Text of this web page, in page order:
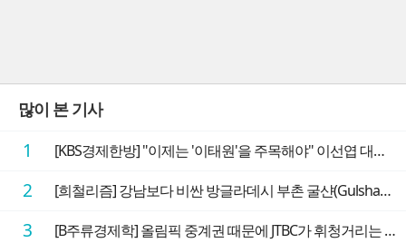
많이 본 기사
1 [KBS경제한방] "이제는 '이태원'을 주목해야" 이선엽 대표가 말하는 AI 시대 투자 성과를 가르는 지점들
2 [희철리즘] 강남보다 비싼 방글라데시 부촌 굴샨(Gulshan)의 극단적인 모습에 충격을 받다
3 [B주류경제학] 올림픽 중계권 때문에 JTBC가 휘청거리는 이유